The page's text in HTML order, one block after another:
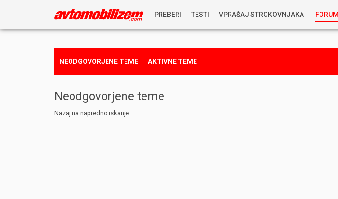
PREBERI
PREDSTAVITVE
TESTI VPRAŠAJ STROKOVNJAKA
KOSTJA PRIHODA
FORUM
NEODGOVORJENE TEME AKTIVNE TEME
Neodgovorjene teme
Nazaj na napredno iskanje